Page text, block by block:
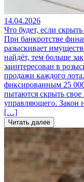
14.04.2026
Что будет, если
При банкротстве
разыскивает
найдёт, тем больше
заинтересован в
продажи каждого
фиксированным 25
пытаются скрыть
управляющего. Закон
[…]
Читать далее